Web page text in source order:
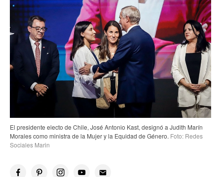
El presidente electo de Chile, José Antonio Kast, designó a Judith Marín
Morales como ministra de la Mujer y la Equidad de Género. Foto: Redes
Sociales Marin